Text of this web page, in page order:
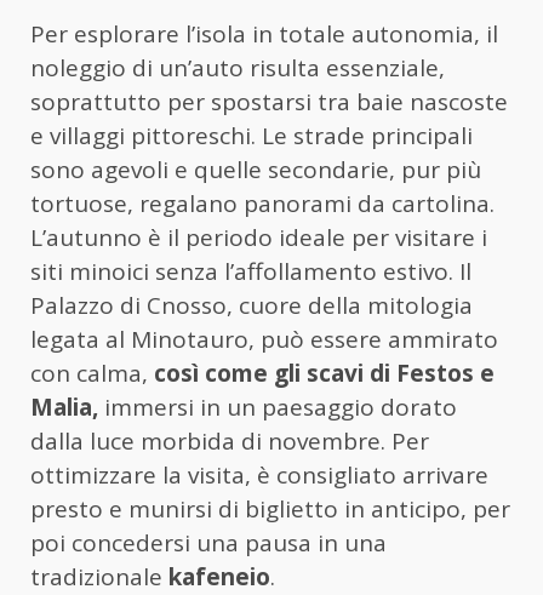
Per esplorare l’isola in totale autonomia, il
noleggio di un’auto risulta essenziale,
soprattutto per spostarsi tra baie nascoste
e villaggi pittoreschi. Le strade principali
sono agevoli e quelle secondarie, pur più
tortuose, regalano panorami da cartolina.
L’autunno è il periodo ideale per visitare i
siti minoici senza l’affollamento estivo. Il
Palazzo di Cnosso, cuore della mitologia
legata al Minotauro, può essere ammirato
con calma, così come gli scavi di Festos e
Malia, immersi in un paesaggio dorato
dalla luce morbida di novembre. Per
ottimizzare la visita, è consigliato arrivare
presto e munirsi di biglietto in anticipo, per
poi concedersi una pausa in una
tradizionale kafeneio.